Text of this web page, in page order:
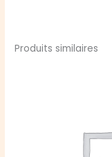
Produits similaires